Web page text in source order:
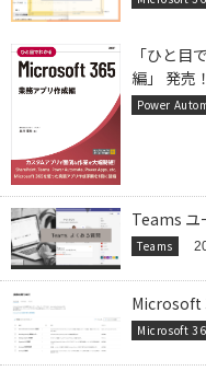
「ひと
編」 発売！
Power
Teams ユ
Teams
Microsoft
Microsoft